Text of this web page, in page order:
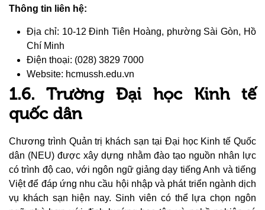
Thông tin liên hệ:
Địa chỉ: 10-12 Đinh Tiên Hoàng, phường Sài Gòn, Hồ
Chí Minh
Điện thoại: (028) 3829 7000
Website: hcmussh.edu.vn
1.6. Trường Đại học Kinh tế
quốc dân
Chương trình Quản trị khách sạn tại Đại học Kinh tế Quốc
dân (NEU) được xây dựng nhằm đào tạo nguồn nhân lực
có trình độ cao, với ngôn ngữ giảng dạy tiếng Anh và tiếng
Việt để đáp ứng nhu cầu hội nhập và phát triển ngành dịch
vụ khách sạn hiện nay. Sinh viên có thể lựa chọn ngôn